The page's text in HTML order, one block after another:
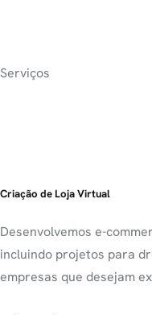
Serviços
Criação de Loja Virtual
Desenvolvemos e-
incluindo projetos para
empresas que desejam